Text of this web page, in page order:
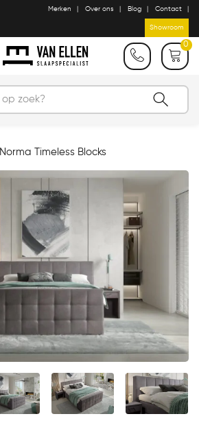
Merken Over ons Blog Contact
Showroom
0
Norma Timeless Blocks